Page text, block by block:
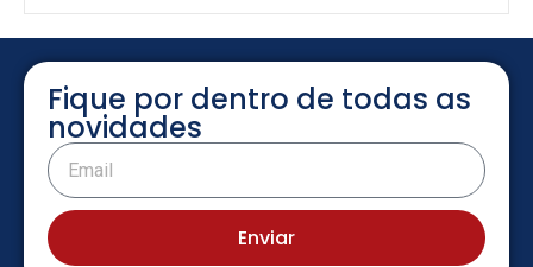
Fique por dentro de todas as
novidades
Enviar